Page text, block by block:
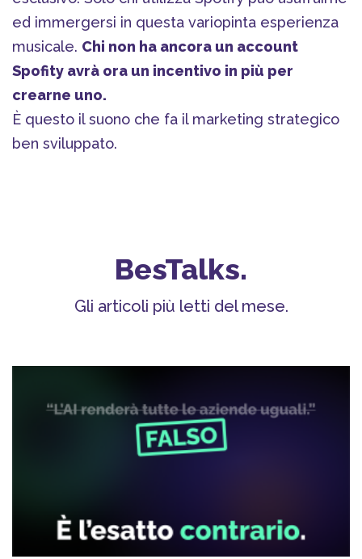
ed immergersi in questa variopinta esperienza
musicale. Chi non ha ancora un account
Spofity avrà ora un incentivo in più per
crearne uno.
È questo il suono che fa il marketing strategico
ben sviluppato.
BesTalks.
Gli articoli più letti del mese.